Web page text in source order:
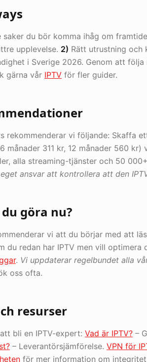
du bör komma ihåg om
upplevelse. 2) Rätt utrustning och
i Sverige 2026. Genom att
gärna vår IPTV för fler guider.
rekommenderar vi följande: Skaffa
månader 311 kr, 12 månader 560 kr)
alla streaming-tjänster och 50
ansvar att kontrollera att den
göra nu?
vi att du börjar med att
du redan har IPTV men vill optimera
. Vi uppdaterar regelbundet alla
oss ofta.
resurser
bli en IPTV-expert: Vad är IPTV? –
– Leverantörsjämförelse. VPN för
för mer information om